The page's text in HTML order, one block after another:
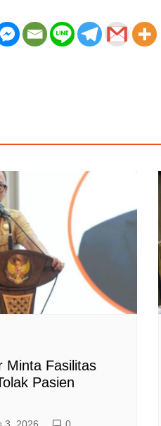
Minta Fasilitas
Pasien